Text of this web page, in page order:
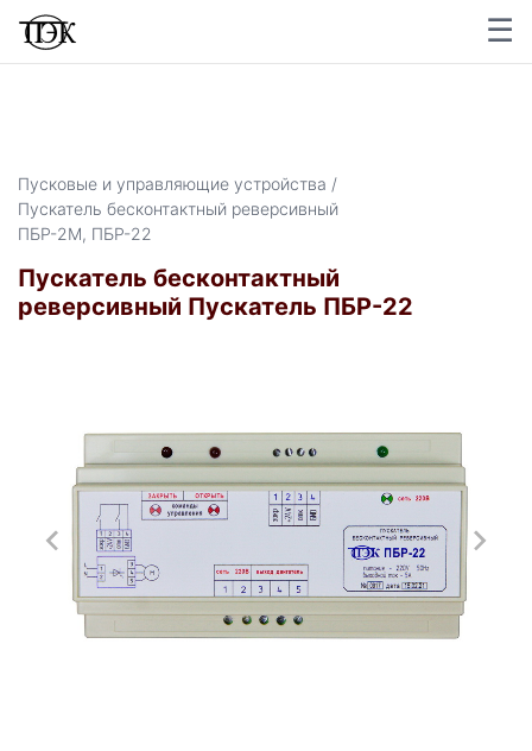
☰
×
Пусковые и управляющие устройства /
Пускатель бесконтактный реверсивный
ПБР-2М, ПБР-22
Пускатель бесконтактный
реверсивный Пускатель ПБР-22